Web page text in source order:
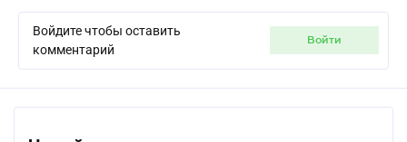
Войдите чтобы оставить
комментарий
войти